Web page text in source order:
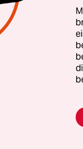
werden
die
inwieweit
kontrolliert
das in der
der